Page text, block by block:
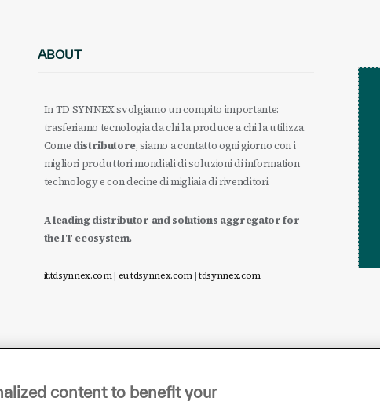
ABOUT
In TD SYNNEX svolgiamo un compito importante:
trasferiamo tecnologia da chi la produce a chi la utilizza.
Come distributore, siamo a contatto ogni giorno con i
migliori produttori mondiali di soluzioni di information
technology e con decine di migliaia di rivenditori.
A leading distributor and solutions aggregator for
the IT ecosystem.
it.tdsynnex.com| eu.tdsynnex.com|tdsynnex.com
content to benefit your